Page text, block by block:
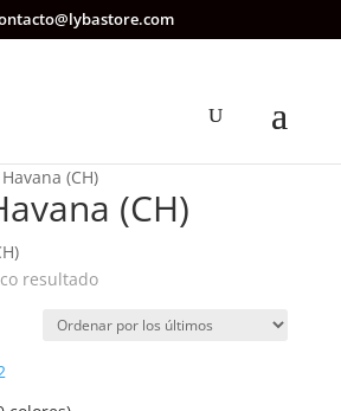
(CH)
(CH)
resultado